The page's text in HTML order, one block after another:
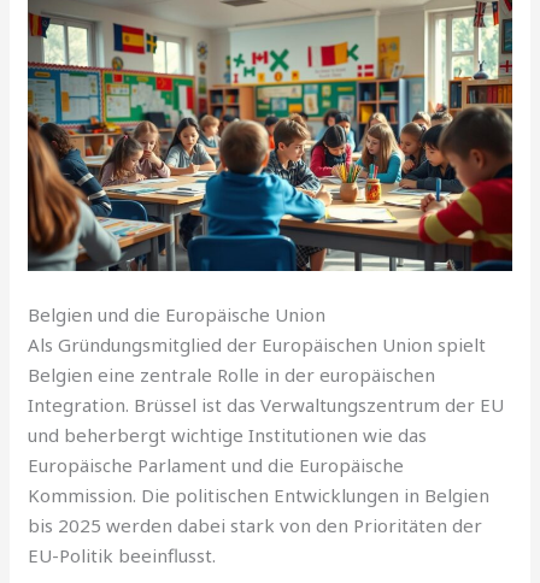
Belgien und die Europäische Union
Als Gründungsmitglied der Europäischen Union spielt
Belgien eine zentrale Rolle in der europäischen
Integration. Brüssel ist das Verwaltungszentrum der EU
und beherbergt wichtige Institutionen wie das
Europäische Parlament und die Europäische
Kommission. Die politischen Entwicklungen in Belgien
bis 2025 werden dabei stark von den Prioritäten der
EU-Politik beeinflusst.